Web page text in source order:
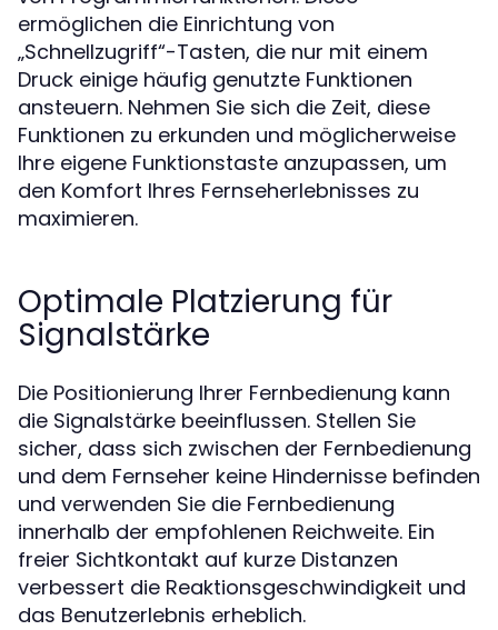
ermöglichen die Einrichtung von
„Schnellzugriff“-Tasten, die nur mit einem
Druck einige häufig genutzte Funktionen
ansteuern. Nehmen Sie sich die Zeit, diese
Funktionen zu erkunden und möglicherweise
Ihre eigene Funktionstaste anzupassen, um
den Komfort Ihres Fernseherlebnisses zu
maximieren.
Optimale Platzierung für
Signalstärke
Die Positionierung Ihrer Fernbedienung kann
die Signalstärke beeinflussen. Stellen Sie
sicher, dass sich zwischen der Fernbedienung
und dem Fernseher keine Hindernisse befinden
und verwenden Sie die Fernbedienung
innerhalb der empfohlenen Reichweite. Ein
freier Sichtkontakt auf kurze Distanzen
verbessert die Reaktionsgeschwindigkeit und
das Benutzerlebnis erheblich.